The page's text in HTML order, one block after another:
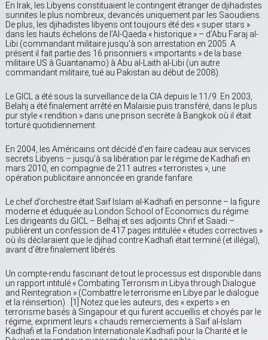
En Irak, les Libyens constituaient le contingent étranger de djihadistes
sunnites le plus nombreux, devancés uniquement par les Saoudiens.
De plus, les djihadistes libyens ont toujours été des « super stars »
dans les hauts échelons de l’Al-Qaeda « historique » – d’Abu Faraj al-
Libi (commandant militaire jusqu’à son arrestation en 2005. A
présent il fait partie des 16 prisonniers « importants » de la base
militaire US à Guantanamo) à Abu al-Laith al-Libi (un autre
commandant militaire, tué au Pakistan au début de 2008).
Le GICL a été sous la surveillance de la CIA depuis le 11/9. En 2003,
Belahj a été finalement arrêté en Malaisie puis transféré, dans le plus
pur style « rendition » dans une prison secrète à Bangkok où il était
torturé quotidiennement.
En 2004, les Américains ont décidé d’en faire cadeau aux services
secrets Libyens – jusqu’à sa libération par le régime de Kadhafi en
mars 2010, en compagnie de 211 autres « terroristes », une
opération publicitaire annoncée en grande fanfare.
Le chef d’orchestre était Saif Islam al-Kadhafi en personne – la figure
moderne et éduquée au London School of Economics du régime.
Les dirigeants du GICL – Belhaj et ses adjoints Chrif et Saadi –
publièrent un confession de 417 pages intitulée « études correctives »
où ils déclaraient que le djihad contre Kadhafi était terminé (et illégal),
avant d’être finalement libérés.
Un compte-rendu fascinant de tout le processus est disponible dans
un rapport intitulé « Combating Terrorism in Libya through Dialogue
and Reintegration » (Combattre le terrorisme en Libye par le dialogue
et la réinsertion) . [1] Notez que les auteurs, des « experts » en
terrorisme basés à Singapour et qui furent accueillis et choyés par le
régime, expriment leurs « chauds remerciements à Saif al-Islam
Kadhafi et la Fondation Internationale Kadhafi pour la Charité et le